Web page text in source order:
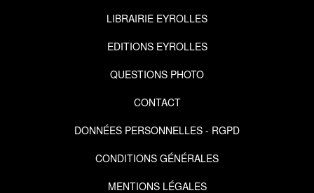
LIBRAIRIE EYROLLES
EDITIONS EYROLLES
QUESTIONS PHOTO
CONTACT
DONNÉES PERSONNELLES - RGPD
CONDITIONS GÉNÉRALES
MENTIONS LÉGALES